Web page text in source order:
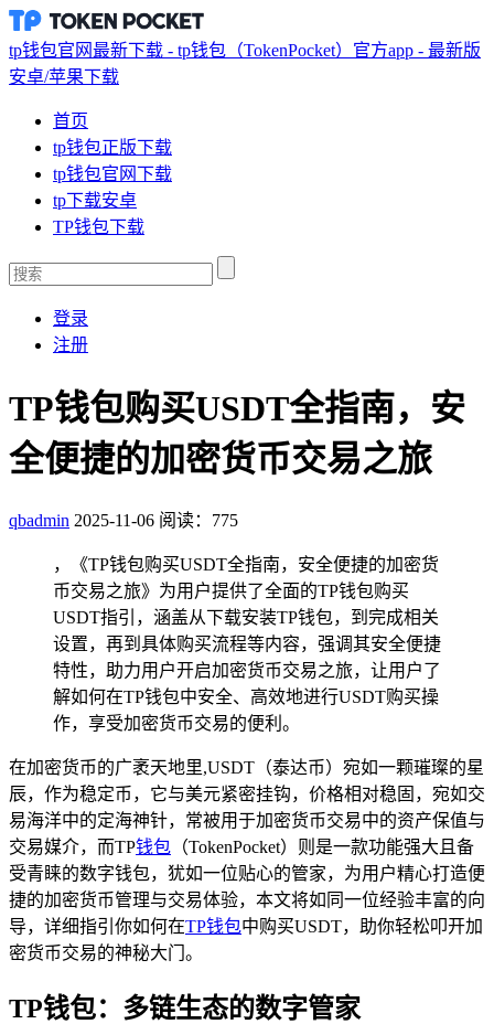
tp钱包官网最新下载 - tp钱包（TokenPocket）官方app - 最新版
安卓/苹果下载
首页
tp钱包正版下载
tp钱包官网下载
tp下载安卓
TP钱包下载
登录
注册
TP钱包购买USDT全指南，安
全便捷的加密货币交易之旅
qbadmin 2025-11-06 阅读：775
，《TP钱包购买USDT全指南，安全便捷的加密货
币交易之旅》为用户提供了全面的TP钱包购买
USDT指引，涵盖从下载安装TP钱包，到完成相关
设置，再到具体购买流程等内容，强调其安全便捷
特性，助力用户开启加密货币交易之旅，让用户了
解如何在TP钱包中安全、高效地进行USDT购买操
作，享受加密货币交易的便利。
在加密货币的广袤天地里,USDT（泰达币）宛如一颗璀璨的星
辰，作为稳定币，它与美元紧密挂钩，价格相对稳固，宛如交
易海洋中的定海神针，常被用于加密货币交易中的资产保值与
交易媒介，而TP钱包 （TokenPocket）则是一款功能强大且备
受青睐的数字钱包，犹如一位贴心的管家，为用户精心打造便
捷的加密货币管理与交易体验，本文将如同一位经验丰富的向
导，详细指引你如何在TP钱包中购买USDT，助你轻松叩开加
密货币交易的神秘大门。
TP钱包：多链生态的数字管家